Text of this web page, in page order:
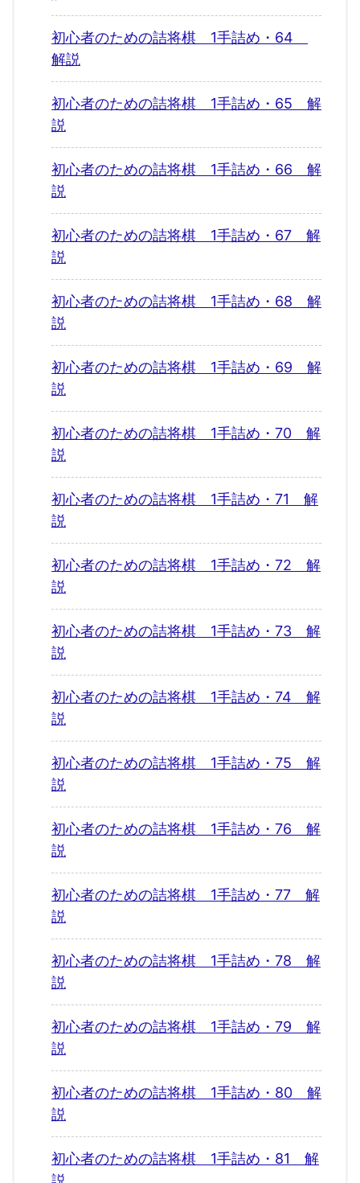
初心者のための詰将棋 1手詰め・64
解説
初心者のための詰将棋 1手詰め・65 解
説
初心者のための詰将棋 1手詰め・66 解
説
初心者のための詰将棋 1手詰め・67 解
説
初心者のための詰将棋 1手詰め・68 解
説
初心者のための詰将棋 1手詰め・69 解
説
初心者のための詰将棋 1手詰め・70 解
説
初心者のための詰将棋 1手詰め・71 解
説
初心者のための詰将棋 1手詰め・72 解
説
初心者のための詰将棋 1手詰め・73 解
説
初心者のための詰将棋 1手詰め・74 解
説
初心者のための詰将棋 1手詰め・75 解
説
初心者のための詰将棋 1手詰め・76 解
説
初心者のための詰将棋 1手詰め・77 解
説
初心者のための詰将棋 1手詰め・78 解
説
初心者のための詰将棋 1手詰め・79 解
説
初心者のための詰将棋 1手詰め・80 解
説
初心者のための詰将棋 1手詰め・81 解